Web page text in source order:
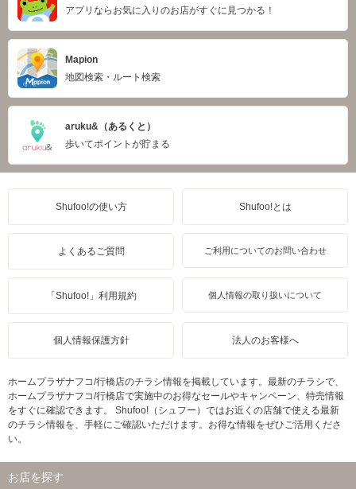
アプリならお気に入りのお店がすぐに見つかる！
Mapion
地図検索・ルート検索
aruku&（あるくと）
歩いてポイントが貯まる
Shufoo!の使い方 Shufoo!とは
よくあるご質問 ご利用についてのお問い合わせ
「Shufoo!」利用規約 個人情報の取り扱いについて
個人情報保護方針 法人のお客様へ
ホームプラザナフコ/行橋店のチラシ情報を掲載しています。最新のチラシで、
ホームプラザナフコ/行橋店で実施中のお得なセールやキャンペーン、特売情報
をすぐに確認できます。 Shufoo!（シュフー）ではお近くの店舗で使える最新
のチラシ情報を、手軽にご確認いただけます。お得な情報をぜひご活用くださ
い。
お店を探す